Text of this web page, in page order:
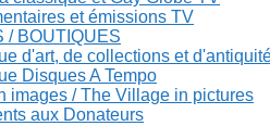
et émissions TV
/ BOUTIQUES
d'art, de collections et
Disques A Tempo
images / The Village in pictures
aux Donateurs